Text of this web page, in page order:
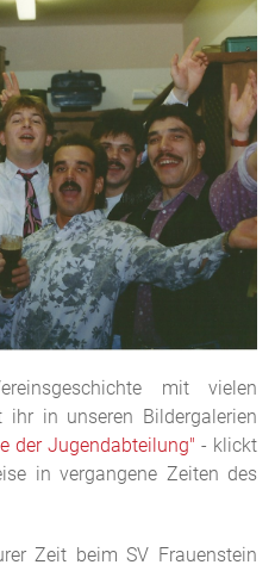
mit vielen
ihr in unseren Bildergalerien
der Jugendabteilung" - klickt
in vergangene Zeiten des
Zeit beim SV Frauenstein